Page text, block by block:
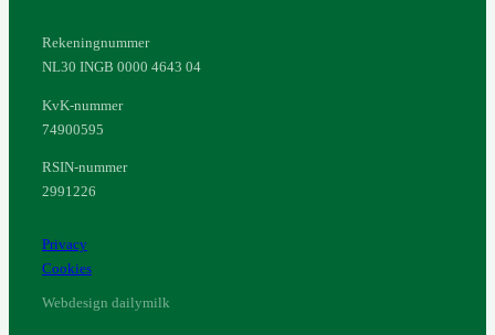
Rekeningnummer
NL30 INGB 0000 4643 04
KvK-nummer
74900595
RSIN-nummer
2991226
Privacy
Cookies
Webdesign dailymilk